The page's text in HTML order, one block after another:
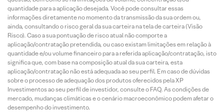
quantidade para a aplicação desejada. Você pode consultar essas
informações diretamente no momento da transmissão da sua ordem ou,
ainda, consultando o risco geral da sua carteira na tela de carteira (Visão
Risco). Caso a sua pontuação de risco atual não comporte a
aplicação/contratação pretendida, ou caso existam limitações em relação à
quantidade e/ou volume financeiro para a referida aplicação/contratação, isto
significa que, com base na composição atual da sua carteira, esta
aplicação/contratação não está adequada ao seu perfil. Em caso de dúvidas
sobre o processo de adequação dos produtos oferecidos pela XP
Investimentos ao seu perfil de investidor, consulte o FAQ. As condições de
mercado, mudanças climáticas e o cenário macroeconômico podem afetar o
desempenho do investimento.